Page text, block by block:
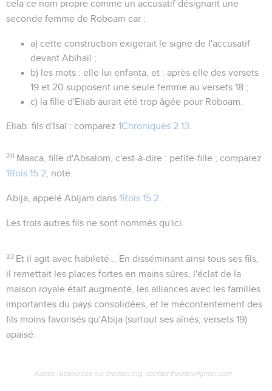
cela ce nom propre comme un accusatif désignant une
seconde femme de Roboam car :
a) cette construction exigerait le signe de l'accusatif
devant Abihaïl ;
b) les mots : elle lui enfanta , et : après elle des versets
19 et 20 supposent une seule femme au versets 18 ;
c) la fille d'Eliab aurait été trop âgée pour Roboam.
Eliab. fils d'Isaï : comparez 1Chroniques 2.13
20 Maaca, fille d'Absalom , c'est-à-dire : petite-fille ; comparez
1Rois 15.2 , note.
Abija , appelé Abijam dans 1Rois 15.2
Les trois autres fils ne sont nommés qu'ici.
23 Et il agit avec habileté...
En disséminant ainsi tous ses fils,
il remettait les places fortes en mains sûres, l'éclat de la
maison royale était augmenté, les alliances avec les familles
importantes du pays consolidées, et le mécontentement des
fils moins favorisés qu'Abija (surtout ses aînés, versets 19)
apaisé.
Autres ressources sur theotex.org, contact theotex@gmail.com